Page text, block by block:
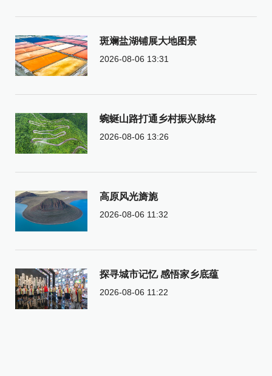
斑斓盐湖铺展大地图景
2026-08-06 13:31
蜿蜒山路打通乡村振兴脉络
2026-08-06 13:26
高原风光旖旎
2026-08-06 11:32
探寻城市记忆 感悟家乡底蕴
2026-08-06 11:22